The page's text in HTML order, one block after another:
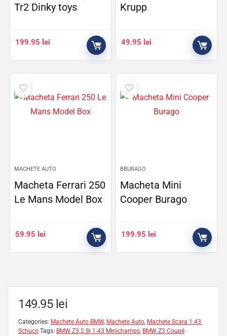
Tr2 Dinky toys
199.95 lei
Krupp
49.95 lei
MACHETE AUTO
Macheta Ferrari 250
Le Mans Model Box
59.95 lei
BBURAGO
Macheta Mini
Cooper Burago
199.95 lei
149.95 lei
Categories: Machete Auto BMW, Machete Auto, Machete Scara 1:43,
Schuco Tags: BMW Z3 2.8i 1:43 Minichamps, BMW Z3 Coupé